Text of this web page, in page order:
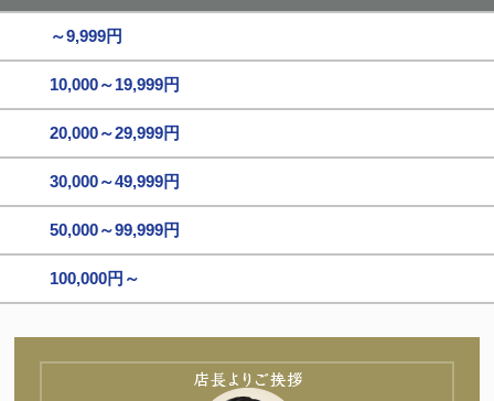
～9,999円
10,000～19,999円
20,000～29,999円
30,000～49,999円
50,000～99,999円
100,000円～